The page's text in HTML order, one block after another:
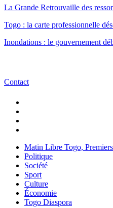
La Grande Retrouvaille des
Togo : la carte professionnelle
Inondations : le gouvernement
Contact
Matin Libre Togo,
Politique
Société
Sport
Culture
Économie
Togo Diaspora